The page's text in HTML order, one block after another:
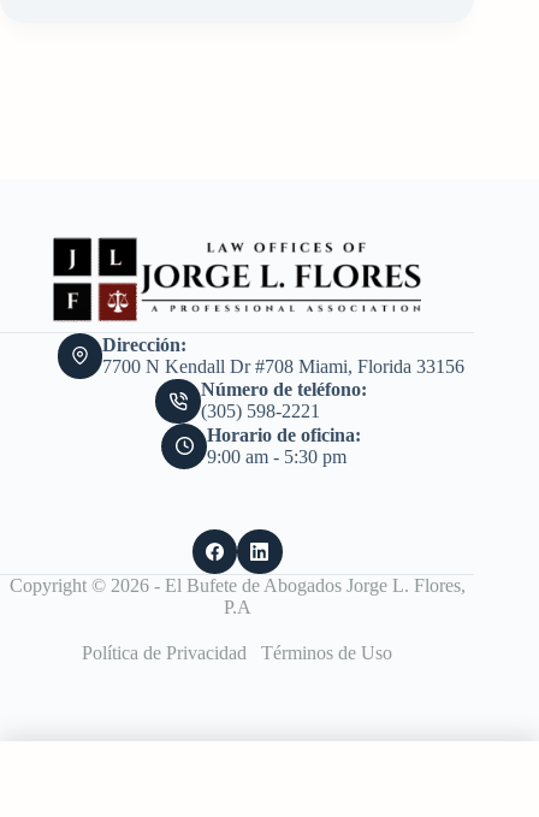
Dirección:
7700 N Kendall Dr #708 Miami, Florida 33156
Número de teléfono:
(305) 598-2221
Horario de oficina:
9:00 am - 5:30 pm
Copyright © 2026 - El Bufete de Abogados Jorge L. Flores,
P.A
Política de Privacidad Términos de Uso